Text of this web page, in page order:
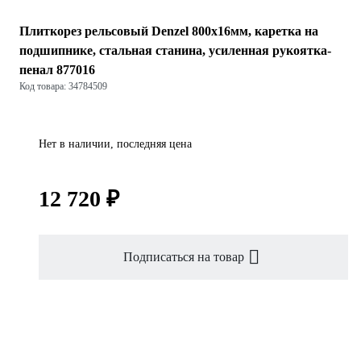
Плиткорез рельсовый Denzel 800x16мм, каретка на
подшипнике, стальная станина, усиленная рукоятка-
пенал 877016
Код товара: 34784509
Нет в наличии, последняя цена
12 720 ₽
Подписаться на товар